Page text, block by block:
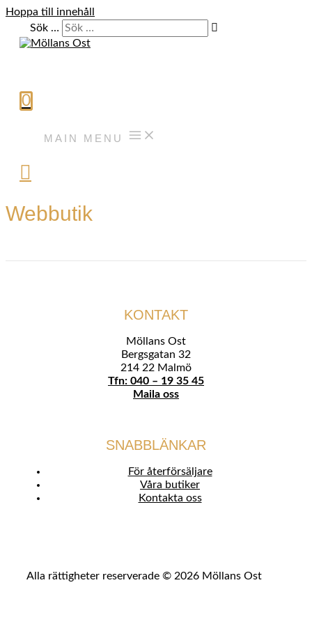
Hoppa till innehåll
Sök …
0
MAIN MENU
Webbutik
KONTAKT
Möllans Ost
Bergsgatan 32
214 22 Malmö
Tfn: 040 – 19 35 45
Maila oss
SNABBLÄNKAR
För återförsäljare
Våra butiker
Kontakta oss
Alla rättigheter reserverade © 2026 Möllans Ost